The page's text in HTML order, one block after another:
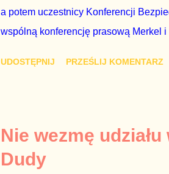
a potem uczestnicy Konferencji
wspólną konferencję prasową Merkel
tym i porównał PKB Polski i
pewnie dlatego, że nie chciało mu
naszego kraju z lat 2007-2015.
UDOSTĘPNIJ PRZEŚLIJ KOMENTARZ
Nie wezmę
Dudy